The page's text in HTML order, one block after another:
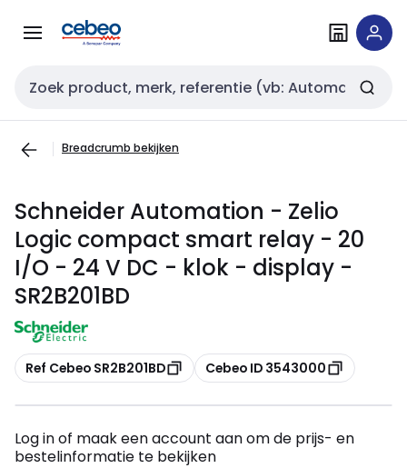
naar
naar
Zoekveld invoer
Breadcrumb bekijken
Schneider Automation - Zelio
Logic compact smart relay - 20
I/O - 24 V DC - klok - display -
SR2B201BD
Kopiëren
Ref Cebeo SR2B201BD Kopiëren
Cebeo ID 3543000
Log in of maak een account aan om de prijs- en
bestelinformatie te bekijken